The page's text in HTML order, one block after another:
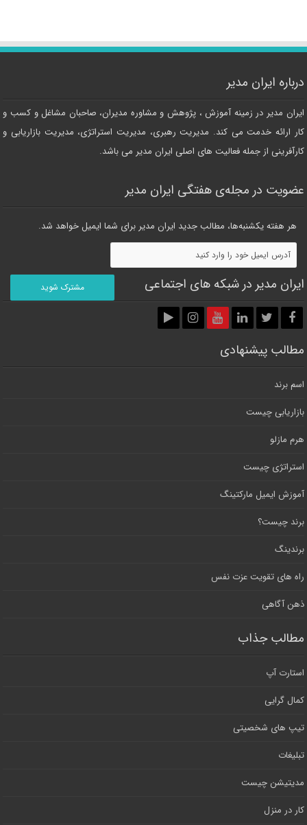
درباره ایران مدیر
ایران مدیر در زمینه آموزش ، پژوهش و مشاوره مدیران، صاحبان مشاغل و کسب و
کار ارائه خدمت می کند. مدیریت رهبری، مدیریت استراتژی، مدیریت بازاریابی و
کارآفرینی از جمله فعالیت های اصلی ایران مدیر می باشد.
عضویت در مجله‌ی هفتگی ایران مدیر
هر هفته یکشنبه‌ها، مطالب جدید ایران مدیر برای شما ایمیل خواهد شد.
ایران مدیر در شبکه های اجتماعی
مطالب پیشنهادی
اسم برند
بازاریابی چیست
هرم مازلو
استراتژی چیست
آموزش ایمیل مارکتینگ
برند چیست؟
برندینگ
راه های تقویت عزت نفس
ذهن آگاهی
مطالب جذاب
استارت آپ
کمال گرایی
تیپ های شخصیتی
تبلیغات
مدیتیشن چیست
کار در منزل